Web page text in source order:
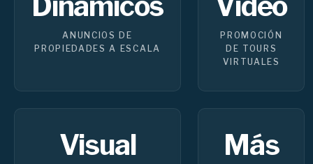
ANUNCIOS DE
PROPIEDADES A ESCALA
PROMOCIÓN
DE TOURS
VIRTUALES
Visual Más